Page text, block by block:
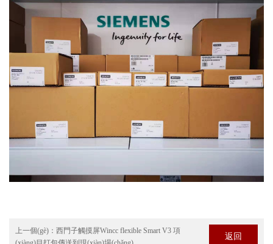
上一個(gè)： 西門子觸摸屏Wincc flexible Smart V3 項
返回